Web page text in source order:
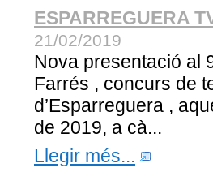
ESPARREGUERA
21/02/2019
Nova presentació al
Farrés , concurs de
d’Esparreguera ,
de 2019, a cà...
Llegir més...